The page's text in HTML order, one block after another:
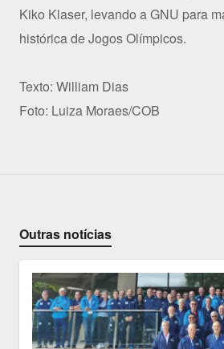
Kiko Klaser, levando a GNU para
histórica de Jogos Olímpicos.
Texto: William Dias
Foto: Luiza Moraes/COB
Outras notícias